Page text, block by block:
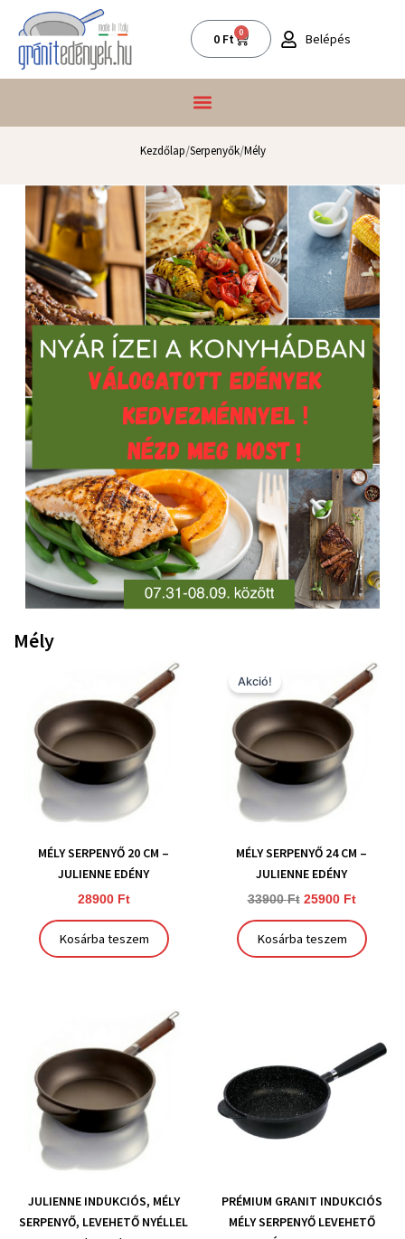
content
0 Ft 0
Kosár Belépés
Kezdőlap/Serpenyők/Mély
Mély
MÉLY SERPENYŐ 20 CM –
JULIENNE EDÉNY
28900 Ft
Kosárba teszem
Akció!
MÉLY SERPENYŐ 24 CM –
JULIENNE EDÉNY
33900Ft
was:
33900 Ft.
25900 Ft
Current
price
is:
Kosárba teszem
JULIENNE INDUKCIÓS, MÉLY
SERPENYŐ, LEVEHETŐ NYÉLLEL
PRÉMIUM GRANIT INDUKCIÓS
MÉLY SERPENYŐ LEVEHETŐ